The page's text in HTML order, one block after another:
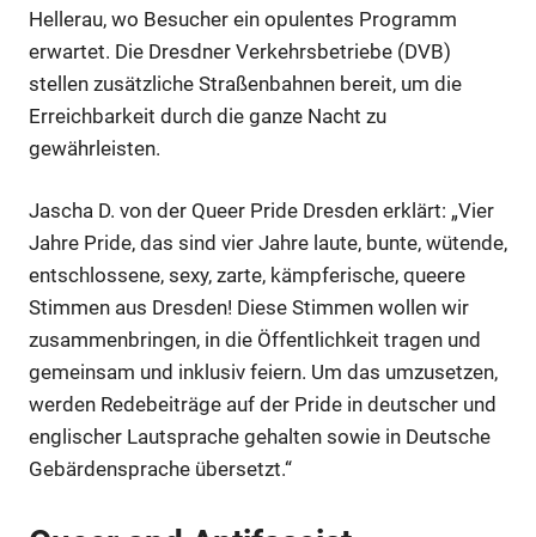
Hellerau, wo Besucher ein opulentes Programm
erwartet. Die Dresdner Verkehrsbetriebe (DVB)
stellen zusätzliche Straßenbahnen bereit, um die
Erreichbarkeit durch die ganze Nacht zu
gewährleisten.
Jascha D. von der Queer Pride Dresden erklärt: „Vier
Jahre Pride, das sind vier Jahre laute, bunte, wütende,
entschlossene, sexy, zarte, kämpferische, queere
Stimmen aus Dresden! Diese Stimmen wollen wir
zusammenbringen, in die Öffentlichkeit tragen und
gemeinsam und inklusiv feiern. Um das umzusetzen,
werden Redebeiträge auf der Pride in deutscher und
englischer Lautsprache gehalten sowie in Deutsche
Gebärdensprache übersetzt.“